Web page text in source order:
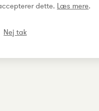
dette. Læs mere.
Nej tak